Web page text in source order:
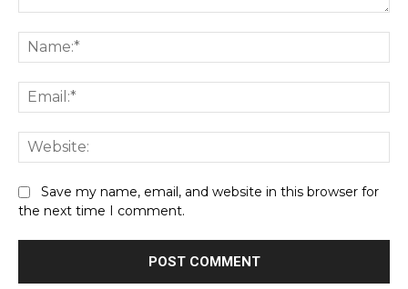
Save my name, email, and website in this browser for
the next time I comment.